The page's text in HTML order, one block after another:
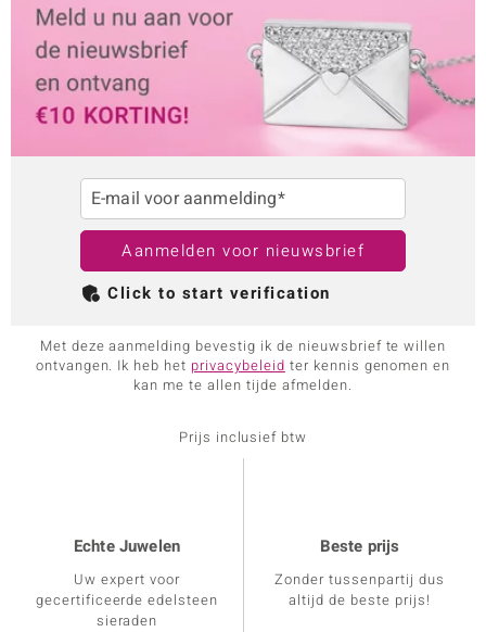
E-mail voor aanmelding*
Aanmelden voor nieuwsbrief
Click to start verification
Met deze aanmelding bevestig ik de nieuwsbrief te willen
ontvangen. Ik heb het privacybeleid ter kennis genomen en
kan me te allen tijde afmelden.
Prijs inclusief btw
Echte Juwelen
Uw expert voor
gecertificeerde edelsteen
sieraden
Beste prijs
Zonder tussenpartij dus
altijd de beste prijs!